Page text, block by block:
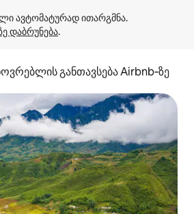
დაბრუნება.
განთავსება Airbnb‑ზე